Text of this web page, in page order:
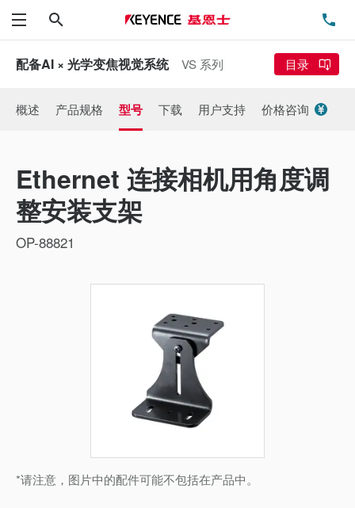
菜单
配备AI × 光学变焦视觉系统 VS 系列 目录
概述 产品规格 型号 下载 用户支持 价格咨询
Ethernet 连接相机用角度调
整安装支架
OP-88821
*请注意，图片中的配件可能不包括在产品中。